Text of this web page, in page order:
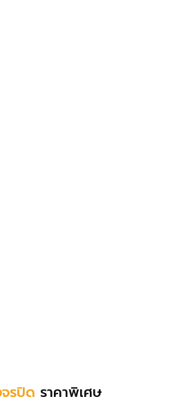
รปิด ราคาพิเศษ